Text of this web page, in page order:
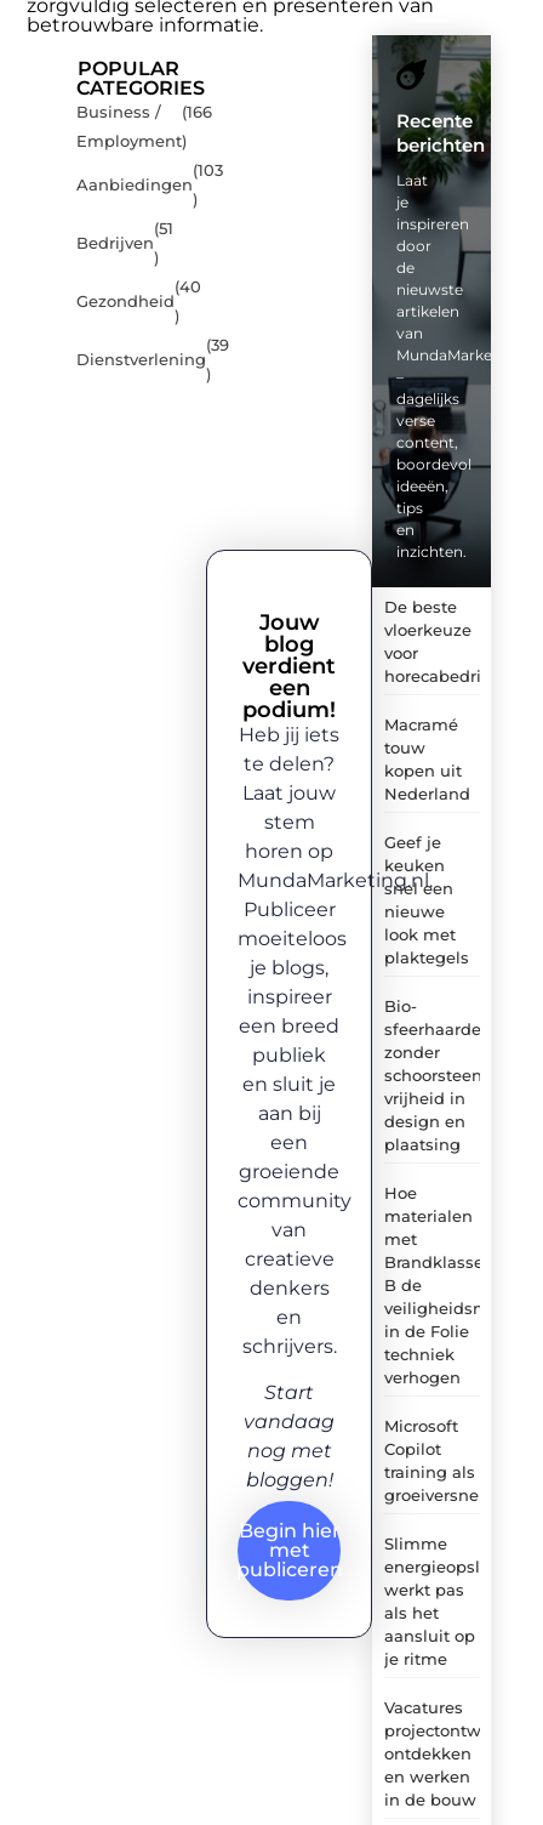
zorgvuldig selecteren en presenteren van
betrouwbare informatie.
POPULAR
CATEGORIES
Business /
Employment
(166
)
Aanbiedingen
(103
)
Bedrijven
(51
)
Gezondheid
(40
)
Dienstverlening
(39
)
Recente
berichten
Laat
je
inspireren
door
de
nieuwste
artikelen
van
MundaMarketing.nl
–
dagelijks
verse
content,
boordevol
ideeën,
tips
en
inzichten.
De beste
vloerkeuze
voor
horecabedrijven
Macramé
touw
kopen uit
Nederland
Geef je
keuken
snel een
nieuwe
look met
plaktegels
Bio-
sfeerhaarden
zonder
schoorsteen:
vrijheid in
design en
plaatsing
Hoe
materialen
met
Brandklasse
B de
veiligheidsnormen
in de Folie
techniek
verhogen
Microsoft
Copilot
training als
groeiversneller
Slimme
energieopslag
werkt pas
als het
aansluit op
je ritme
Vacatures
ontdekken
en werken
in de bouw
Jouw
blog
verdient
een
podium!
Heb jij iets
te delen?
Laat jouw
stem
horen op
MundaMarketing.nl.
Publiceer
moeiteloos
je blogs,
inspireer
een breed
publiek
en sluit je
aan bij
een
groeiende
community
van
creatieve
denkers
en
schrijvers.
Start
vandaag
nog met
bloggen!
Begin hier
met
publiceren